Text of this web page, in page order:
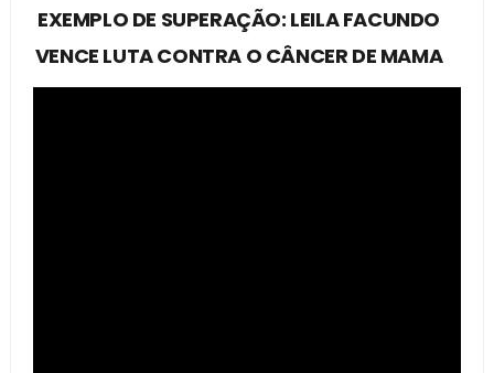
EXEMPLO DE SUPERAÇÃO: LEILA FACUNDO
VENCE LUTA CONTRA O CÂNCER DE MAMA